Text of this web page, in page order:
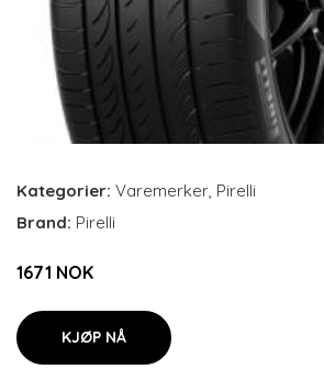
Kategorier: Varemerker, Pirelli
Brand: Pirelli
1671 NOK
KJØP NÅ